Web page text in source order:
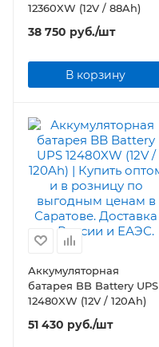
12360XW (12V / 88Ah)
38 750 руб./шт
В корзину
Аккумуляторная
батарея BB Battery UPS
12480XW (12V / 120Ah)
51 430 руб./шт